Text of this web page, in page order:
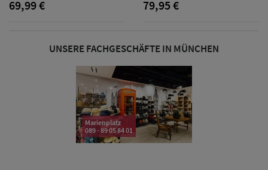
Sonnenschilder
Damen
Snapback Caps
Damen Caps
Großgrößen
69,99 € 79,95 €
UNSERE FACHGESCHÄFTE IN MÜNCHEN
Marienplatz
089 - 89 05 84 01